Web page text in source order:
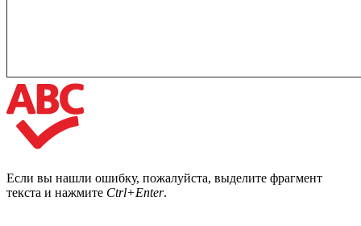
Если вы нашли ошибку, пожалуйста, выделите фрагмент
текста и нажмите Ctrl+Enter.